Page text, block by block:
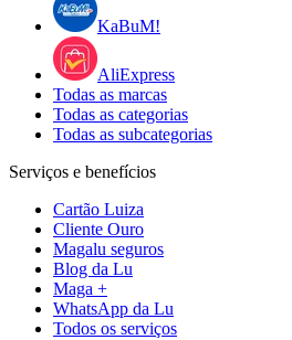
KaBuM!
AliExpress
Todas as marcas
Todas as categorias
Todas as subcategorias
Serviços e benefícios
Cartão Luiza
Cliente Ouro
Magalu seguros
Blog da Lu
Maga +
WhatsApp da Lu
Todos os serviços